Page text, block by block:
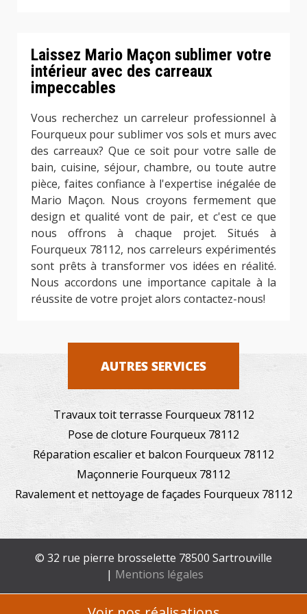
Laissez Mario Maçon sublimer votre
intérieur avec des carreaux
impeccables
Vous recherchez un carreleur professionnel à
Fourqueux pour sublimer vos sols et murs avec
des carreaux? Que ce soit pour votre salle de
bain, cuisine, séjour, chambre, ou toute autre
pièce, faites confiance à l'expertise inégalée de
Mario Maçon. Nous croyons fermement que
design et qualité vont de pair, et c'est ce que
nous offrons à chaque projet. Situés à
Fourqueux 78112, nos carreleurs expérimentés
sont prêts à transformer vos idées en réalité.
Nous accordons une importance capitale à la
réussite de votre projet alors contactez-nous!
AUTRES SERVICES
Travaux toit terrasse Fourqueux 78112
Pose de cloture Fourqueux 78112
Réparation escalier et balcon Fourqueux 78112
Maçonnerie Fourqueux 78112
Ravalement et nettoyage de façades Fourqueux 78112
© 32 rue pierre brosselette 78500 Sartrouville
| Mentions légales